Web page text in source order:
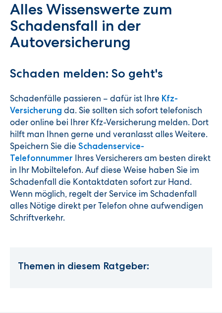
Alles Wissenswerte zum
Schadensfall in der
Autoversicherung
Schaden melden: So geht's
Schadenfälle passieren – dafür ist Ihre Kfz-
Versicherung da. Sie sollten sich sofort telefonisch
oder online bei Ihrer Kfz-Versicherung melden. Dort
hilft man Ihnen gerne und veranlasst alles Weitere.
Speichern Sie die Schadenservice-
Telefonnummer Ihres Versicherers am besten direkt
in Ihr Mobiltelefon. Auf diese Weise haben Sie im
Schadenfall die Kontaktdaten sofort zur Hand.
Wenn möglich, regelt der Service im Schadenfall
alles Nötige direkt per Telefon ohne aufwendigen
Schriftverkehr.
Themen in diesem Ratgeber: